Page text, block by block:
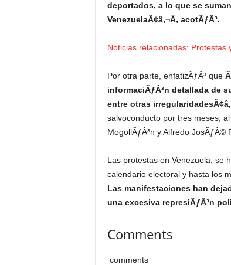
deportados, a lo que se
VenezuelaÃ¢â‚¬Â, acotÃƒÂ³.
Noticias relacionadas:
Por otra parte, enfatizÃƒÂ³ que
informaciÃƒÂ³n detallada de
entre otras
salvoconducto por tres meses,
MogollÃƒÂ³n y Alfredo JosÃƒÂ©
Las protestas en Venezuela, se
calendario electoral y hasta los
Las manifestaciones han
una excesiva represiÃƒÂ³n
Comments
comments